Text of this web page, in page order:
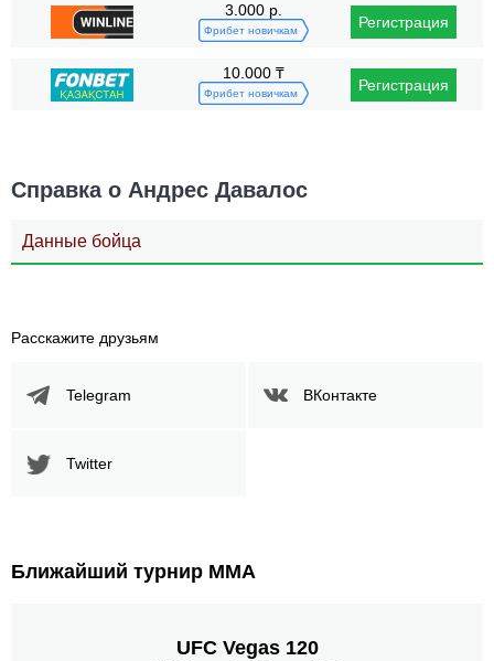
3.000 р.
Фрибет новичкам Регистрация
10.000 ₸
Фрибет новичкам Регистрация
Справка о Андрес Давалос
Данные бойца
Расскажите друзьям
Telegram ВКонтакте
Twitter
Ближайший турнир ММА
UFC Vegas 120